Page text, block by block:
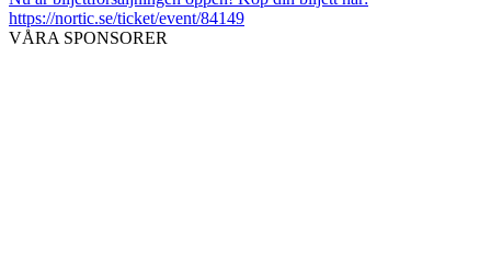
https://nortic.se/ticket/event/84149
VÅRA SPONSORER